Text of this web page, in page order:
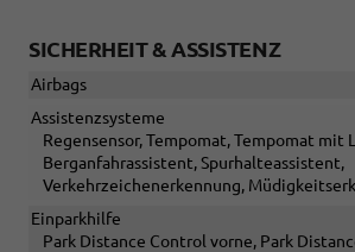
SICHERHEIT & ASSISTENZ
Airbags
Assistenzsysteme
Regensensor, Tempomat, Tempomat mit
Berganfahrassistent, Spurhalteassistent,
Verkehrzeichenerkennung,
Einparkhilfe
Park Distance Control vorne, Park